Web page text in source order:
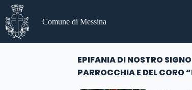
Salta
contenuto
Comune di Messina
EPIFANIA DI NOSTRO
PARROCCHIA E DEL CORO